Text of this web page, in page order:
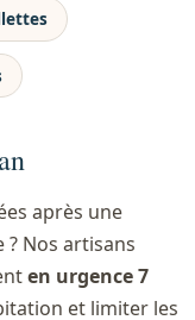
après une
Nos artisans
en urgence 7
et limiter les